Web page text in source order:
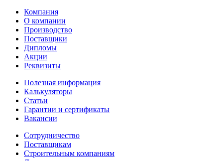
Компания
О компании
Производство
Поставщики
Дипломы
Акции
Реквизиты
Полезная информация
Калькуляторы
Статьи
Гарантии и сертификаты
Вакансии
Сотрудничество
Поставщикам
Строительным компаниям